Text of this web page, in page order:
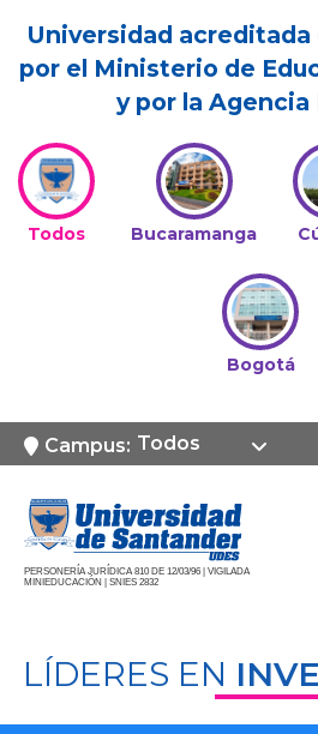
Universidad acreditada
por el Ministerio de
y por la Agencia
Todos Bucaramanga
Bogotá
Campus: Todos
PERSONERÍA JURÍDICA 810 DE 12/03/96 | VIGILADA
MINIEDUCACIÓN | SNIES 2832
LÍDERES EN